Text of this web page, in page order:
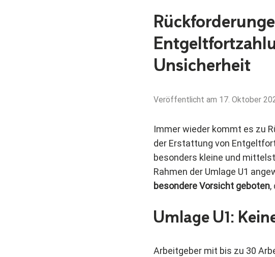
Unsicherheit
Veröffentlicht am 17. Oktober
Immer wieder kommt es zu
der Erstattung von
besonders kleine und
Rahmen der Umlage U1
besondere Vorsicht geboten,
Umlage U1:
Arbeitgeber mit bis zu 30